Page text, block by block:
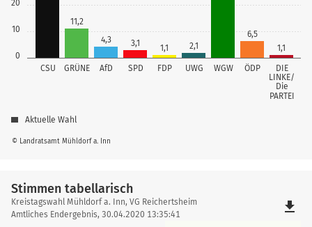
0
10
20
CSU GRÜNE AfD SPD FDP UWG WGW ÖDP
DIE
LINKE/
Die
PARTEI
11,2
4,3
3,1 1,1 2,1
6,5
1,1
© Landratsamt Mühldorf a. Inn
Aktuelle Wahl
Stimmen tabellarisch
Stimmen
tabellarisch
Kreistagswahl Mühldorf a. Inn, VG Reichertsheim
Amtliches Endergebnis, 30.04.2020 13:35:41
file_download